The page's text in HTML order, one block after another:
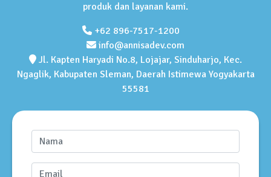
produk dan layanan kami.
+62 896-7517-1200
info@annisadev.com
Jl. Kapten Haryadi No.8, Lojajar, Sinduharjo, Kec.
Ngaglik, Kabupaten Sleman, Daerah Istimewa Yogyakarta
55581